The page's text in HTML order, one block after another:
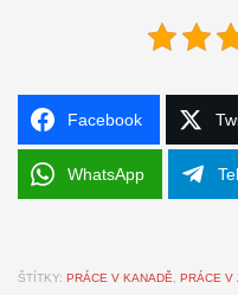
Facebook
WhatsApp
ŠTÍTKY: PRÁCE V KANADĚ PRÁCE V